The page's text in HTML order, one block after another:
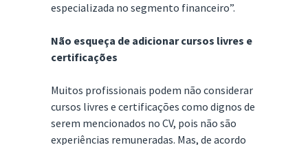
especializada no segmento financeiro”.
Não esqueça de adicionar cursos livres e
certificações
Muitos profissionais podem não considerar
cursos livres e certificações como dignos de
serem mencionados no CV, pois não são
experiências remuneradas. Mas, de acordo